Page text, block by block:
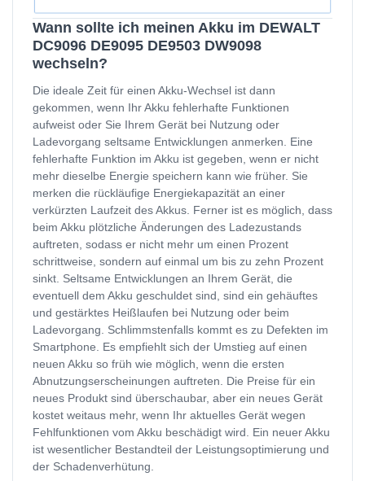
Wann sollte ich meinen Akku im DEWALT
DC9096 DE9095 DE9503 DW9098
wechseln?
Die ideale Zeit für einen Akku-Wechsel ist dann
gekommen, wenn Ihr Akku fehlerhafte Funktionen
aufweist oder Sie Ihrem Gerät bei Nutzung oder
Ladevorgang seltsame Entwicklungen anmerken. Eine
fehlerhafte Funktion im Akku ist gegeben, wenn er nicht
mehr dieselbe Energie speichern kann wie früher. Sie
merken die rückläufige Energiekapazität an einer
verkürzten Laufzeit des Akkus. Ferner ist es möglich, dass
beim Akku plötzliche Änderungen des Ladezustands
auftreten, sodass er nicht mehr um einen Prozent
schrittweise, sondern auf einmal um bis zu zehn Prozent
sinkt. Seltsame Entwicklungen an Ihrem Gerät, die
eventuell dem Akku geschuldet sind, sind ein gehäuftes
und gestärktes Heißlaufen bei Nutzung oder beim
Ladevorgang. Schlimmstenfalls kommt es zu Defekten im
Smartphone. Es empfiehlt sich der Umstieg auf einen
neuen Akku so früh wie möglich, wenn die ersten
Abnutzungserscheinungen auftreten. Die Preise für ein
neues Produkt sind überschaubar, aber ein neues Gerät
kostet weitaus mehr, wenn Ihr aktuelles Gerät wegen
Fehlfunktionen vom Akku beschädigt wird. Ein neuer Akku
ist wesentlicher Bestandteil der Leistungsoptimierung und
der Schadenverhütung.